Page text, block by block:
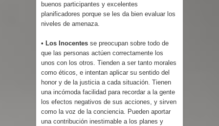
buenos participantes y excelentes
planificadores porque se les da bien evaluar los
niveles de amenaza.
• Los Inocentes se preocupan sobre todo de
que las personas actúen correctamente los
unos con los otros. Tienden a ser tanto morales
como éticos, e intentan aplicar su sentido del
honor y de la justicia a cada situación. Tienen
una incómoda facilidad para recordar a la gente
los efectos negativos de sus acciones, y sirven
como la voz de la conciencia. Pueden aportar
una contribución inestimable a los planes y